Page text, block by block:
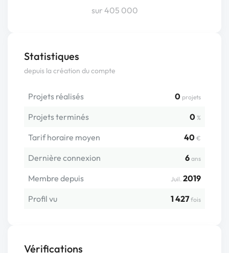
sur 405 000
Statistiques
depuis la création du compte
Projets réalisés 0 projets
Projets terminés 0 %
Tarif horaire moyen 40 €
Dernière connexion 6 ans
Membre depuis Juil. 2019
Profil vu
1 427 fois
Vérifications